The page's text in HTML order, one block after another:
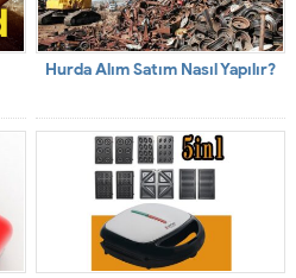
Hurda Alım Satım Nasıl Yapılır?